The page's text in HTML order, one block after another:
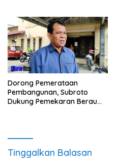
Dorong Pemerataan
Pembangunan, Subroto
Dukung Pemekaran Berau
Tinggalkan Balasan